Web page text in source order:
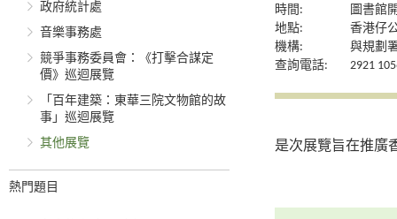
政府統計處
音樂事務處
競爭事務委員會：《打擊合謀定
價》巡迴展覽
「百年建築：東華三院文物館的故
事」巡迴展覽
其他展覽
熱門題目
時間:
圖書館
地點:
香港仔
機構:
與規劃
查詢電話:
2921
是次展覽旨在推廣